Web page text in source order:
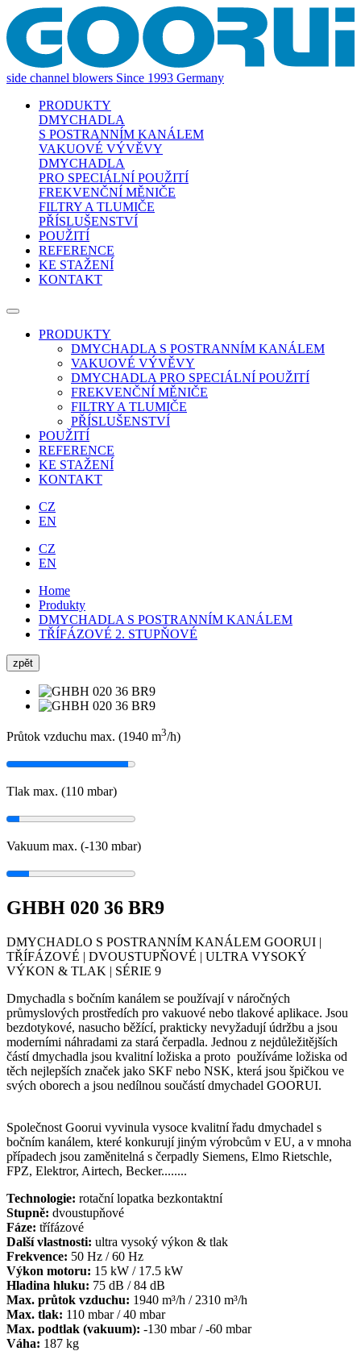
side channel blowers Since 1993 Germany
PRODUKTY
DMYCHADLA
S POSTRANNÍM KANÁLEM
VAKUOVÉ VÝVĚVY
DMYCHADLA
PRO SPECIÁLNÍ POUŽITÍ
FREKVENČNÍ MĚNIČE
FILTRY A TLUMIČE
PŘÍSLUŠENSTVÍ
POUŽITÍ
REFERENCE
KE STAŽENÍ
KONTAKT
PRODUKTY
DMYCHADLA S POSTRANNÍM KANÁLEM
VAKUOVÉ VÝVĚVY
DMYCHADLA PRO SPECIÁLNÍ POUŽITÍ
FREKVENČNÍ MĚNIČE
FILTRY A TLUMIČE
PŘÍSLUŠENSTVÍ
POUŽITÍ
REFERENCE
KE STAŽENÍ
KONTAKT
CZ
EN
CZ
EN
Home
Produkty
DMYCHADLA S POSTRANNÍM KANÁLEM
TŘÍFÁZOVÉ 2. STUPŇOVÉ
zpět
Průtok vzduchu max. (1940 m3/h)
Tlak max. (110 mbar)
Vakuum max. (-130 mbar)
GHBH 020 36 BR9
DMYCHADLO S POSTRANNÍM KANÁLEM GOORUI |
TŘÍFÁZOVÉ | DVOUSTUPŇOVÉ | ULTRA VYSOKÝ
VÝKON & TLAK | SÉRIE 9
Dmychadla s bočním kanálem se používají v náročných
průmyslových prostředích pro vakuové nebo tlakové aplikace. Jsou
bezdotykové, nasucho běžící, prakticky nevyžadují údržbu a jsou
moderními náhradami za stará čerpadla. Jednou z nejdůležitějších
částí dmychadla jsou kvalitní ložiska a proto používáme ložiska od
těch nejlepších značek jako SKF nebo NSK, která jsou špičkou ve
svých oborech a jsou nedílnou součástí dmychadel GOORUI.
Společnost Goorui vyvinula vysoce kvalitní řadu dmychadel s
bočním kanálem, které konkurují jiným výrobcům v EU, a v mnoha
případech jsou zaměnitelná s čerpadly Siemens, Elmo Rietschle,
FPZ, Elektror, Airtech, Becker........
Technologie: rotační lopatka bezkontaktní
Stupně: dvoustupňové
Fáze: třífázové
Další vlastnosti: ultra vysoký výkon & tlak
Frekvence: 50 Hz / 60 Hz
Výkon motoru: 15 kW / 17.5 kW
Hladina hluku: 75 dB / 84 dB
Max. průtok vzduchu: 1940 m³/h / 2310 m³/h
Max. tlak: 110 mbar / 40 mbar
Max. podtlak (vakuum): -130 mbar / -60 mbar
Váha: 187 kg